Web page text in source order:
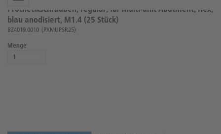
Prothetikschrauben, regulär, für Multi-unit Abutment, Hex,
blau anodisiert, M1.4 (25 Stück)
BZ4019.0010 (PXMUPSR25)
Menge